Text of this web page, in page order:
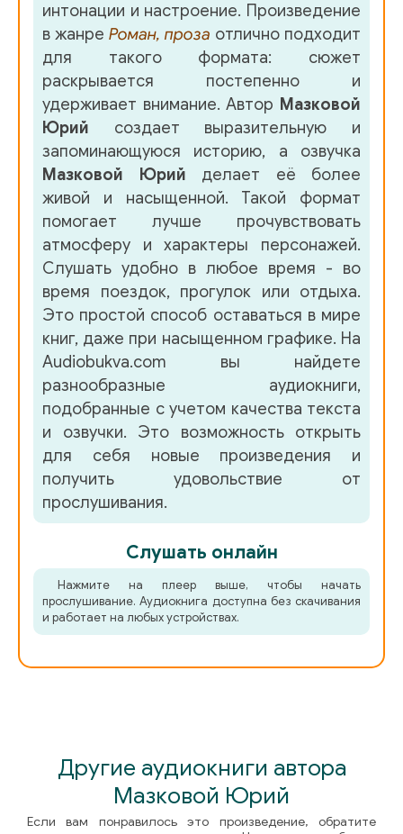
интонации и настроение. Произведение
в жанре Роман, проза отлично подходит
для такого формата: сюжет
раскрывается постепенно и
удерживает внимание. Автор Мазковой
Юрий создает выразительную и
запоминающуюся историю, а озвучка
Мазковой Юрий делает её более
живой и насыщенной. Такой формат
помогает лучше прочувствовать
атмосферу и характеры персонажей.
Слушать удобно в любое время - во
время поездок, прогулок или отдыха.
Это простой способ оставаться в мире
книг, даже при насыщенном графике. На
Audiobukva.com вы найдете
разнообразные аудиокниги,
подобранные с учетом качества текста
и озвучки. Это возможность открыть
для себя новые произведения и
получить удовольствие от
прослушивания.
Слушать онлайн
Нажмите на плеер выше, чтобы начать
прослушивание. Аудиокнига доступна без скачивания
и работает на любых устройствах.
Другие аудиокниги автора
Мазковой Юрий
Если вам понравилось это произведение, обратите